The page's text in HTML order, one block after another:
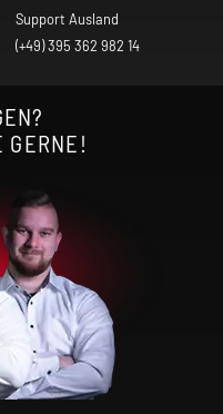
Support Ausland
(+49) 395 362 982 14
GERNE!